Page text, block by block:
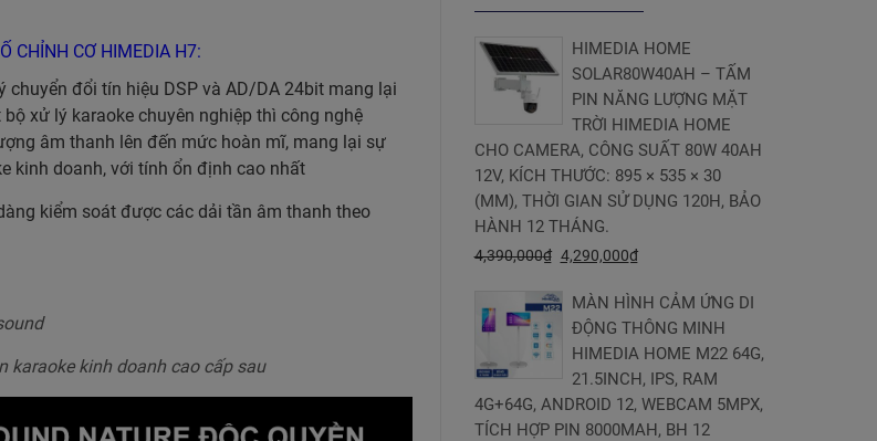
CHỈNH CƠ HIMEDIA H7:
đổi tín hiệu DSP và AD/DA 24bit mang lại
xử lý karaoke chuyên nghiệp thì công nghệ
âm thanh lên đến mức hoàn mĩ, mang lại sự
kinh doanh, với tính ổn định cao nhất
kiểm soát được các dải tần âm thanh theo
karaoke kinh doanh cao cấp sau
HIMEDIA HOME
SOLAR80W40AH – TẤM
PIN NĂNG LƯỢNG MẶT
TRỜI HIMEDIA HOME
CHO CAMERA, CÔNG SUẤT 80W 40AH
12V, KÍCH THƯỚC: 895 × 535 × 30
(MM), THỜI GIAN SỬ DỤNG 120H, BẢO
HÀNH 12 THÁNG.
4,390,000₫ 4,290,000₫
MÀN HÌNH CẢM ỨNG DI
ĐỘNG THÔNG MINH
HIMEDIA HOME M22 64G,
21.5INCH, IPS, RAM
4G+64G, ANDROID 12, WEBCAM 5MPX,
TÍCH HỢP PIN 8000MAH, BH 12